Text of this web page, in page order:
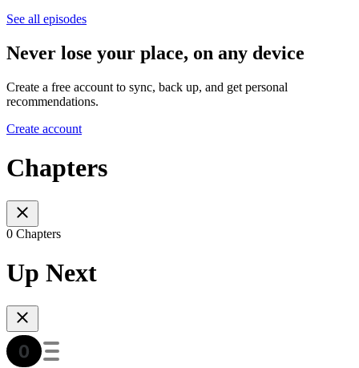
See all episodes
Never lose your place, on any device
Create a free account to sync, back up, and get personal
recommendations.
Create account
Chapters
0 Chapters
Up Next